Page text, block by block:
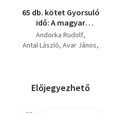
65 db. kötet Gyorsuló
idő: A magyar
községek
társadalmának
alapjai, Egy új magyar
nyelvtan felé, A
Andorka Rudolf
Antal László Avar János
Csapodiné Gárdonyi Klára
Előjegyezhető